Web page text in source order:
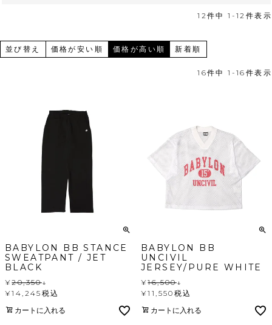
12件中 1 - 12 件表示
並び替え 価格が安い順 価格が高い順 新着順
16件中 1 - 16 件表示
BABYLON BB STANCE
SWEATPANT / JET
BLACK
¥20,350↓
¥14,245 税込
カートに入れる
BABYLON BB
UNCIVIL
JERSEY/PURE WHITE
¥16,500↓
¥11,550 税込
カートに入れる